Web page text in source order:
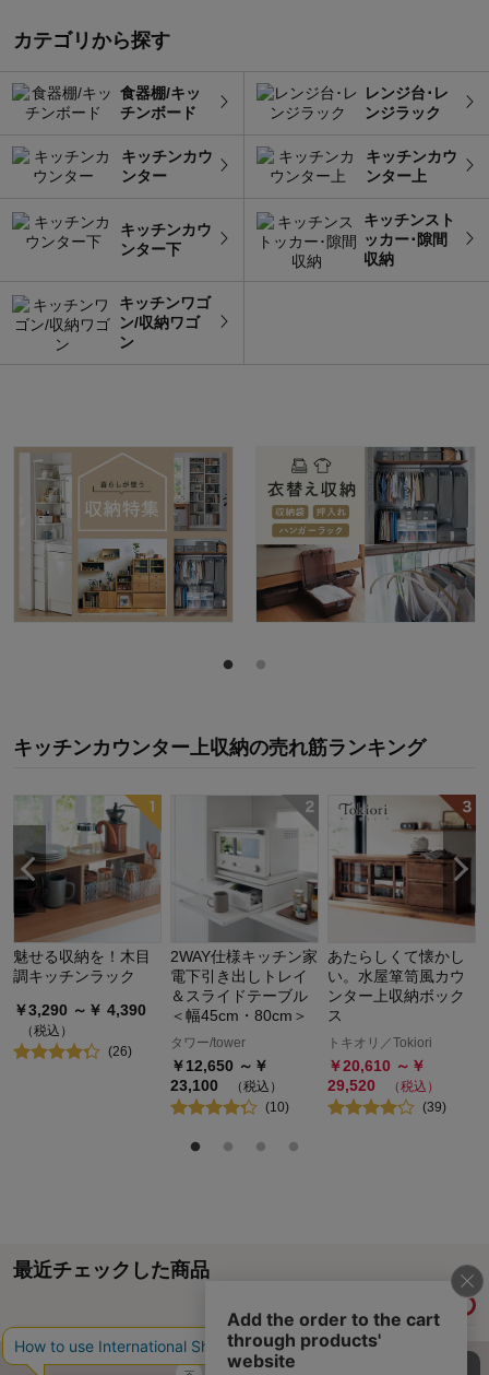
カテゴリから探す
食器棚/キッ
チンボード
レンジ台･レ
ンジラック
キッチンカウ
ンター
キッチンカウ
ンター上
キッチンカウ
ンター下
キッチンスト
ッカー･隙間
収納
キッチンワゴ
ン/収納ワゴ
ン
キッチンカウンター上収納の売れ筋ランキング
魅せる収納を！木目
調キッチンラック
￥3,290 ～￥ 4,390
（税込）
(26)
2WAY仕様キッチン家
電下引き出しトレイ
＆スライドテーブル
＜幅45cm・80cm＞
タワー/tower
￥12,650 ～￥
23,100
（税込）
(10)
あたらしくて懐かし
い。水屋箪笥風カウ
ンター上収納ボック
ス
トキオリ／Tokiori
￥20,610 ～￥
29,520
（税込）
(39)
最近チェックした商品